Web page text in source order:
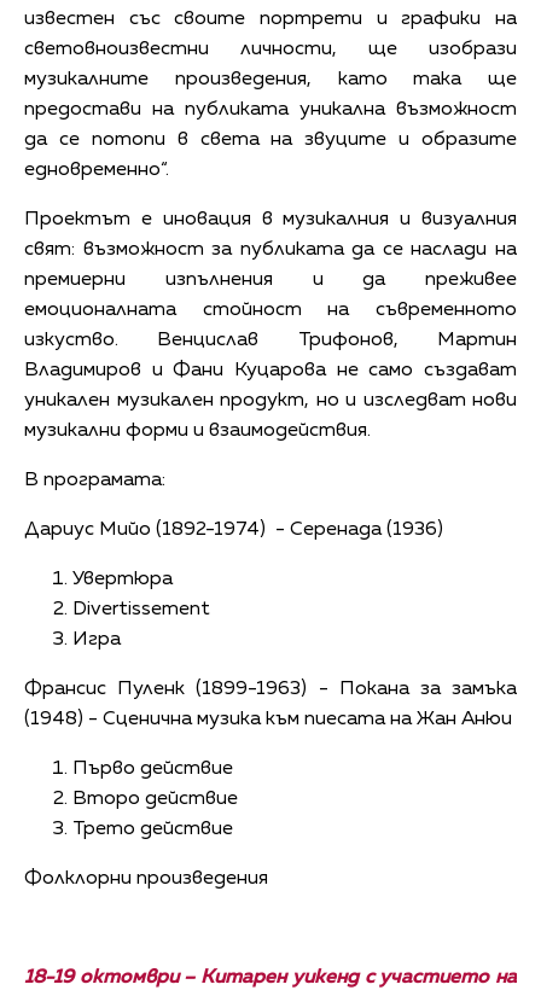
известен със своите портрети и графики на
световноизвестни личности, ще изобрази
музикалните произведения, като така ще
предостави на публиката уникална възможност
да се потопи в света на звуците и образите
едновременно“.
Проектът е иновация в музикалния и визуалния
свят: възможност за публиката да се наслади на
премиерни изпълнения и да преживее
емоционалната стойност на съвременното
изкуство. Венцислав Трифонов, Мартин
Владимиров и Фани Куцарова не само създават
уникален музикален продукт, но и изследват нови
музикални форми и взаимодействия.
В програмата:
Дариус Мийо (1892-1974) - Серенада (1936)
Увертюра
Divertissement
Игра
Франсис Пуленк (1899-1963) - Покана за замъка
(1948) - Сценична музика към пиесата на Жан Анюи
Първо действие
Второ действие
Трето действие
Фолклорни произведения
18-19 октомври – Китарен уикенд с участието на